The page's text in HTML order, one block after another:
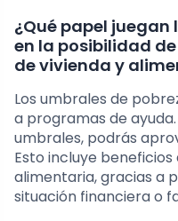
¿Qué papel juegan
en la posibilidad
de vivienda y
Los umbrales de
a programas de
umbrales, podrás
Esto incluye
alimentaria, gracias a
situación financiera o